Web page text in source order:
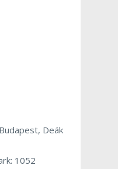
Deák
1052